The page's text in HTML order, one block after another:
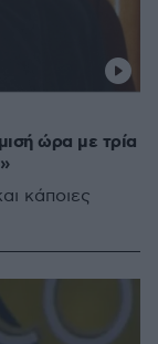
ώρα με τρία
κάποιες